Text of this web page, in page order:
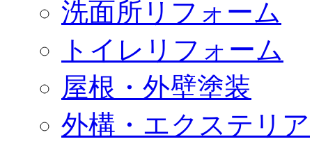
洗面所リフォーム
トイレリフォーム
屋根・外壁塗装
外構・エクステリア